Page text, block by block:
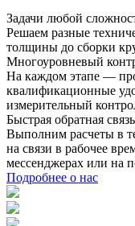
Задачи любой
Решаем разные
толщины до сборки
Многоуровневый
На каждом этапе —
квалификационные
измерительный
Быстрая обратная связь
Выполним расчеты в
на связи в рабочее
мессенджерах или на
Подробнее о нас